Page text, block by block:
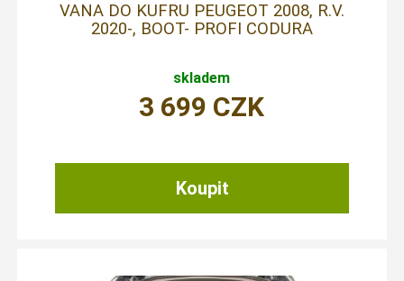
VANA DO KUFRU PEUGEOT 2008, R.V.
2020-, BOOT- PROFI CODURA
skladem
3 699 CZK